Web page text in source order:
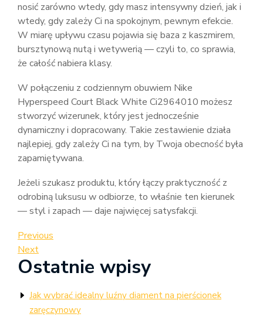
nosić zarówno wtedy, gdy masz intensywny dzień, jak i
wtedy, gdy zależy Ci na spokojnym, pewnym efekcie.
W miarę upływu czasu pojawia się baza z kaszmirem,
bursztynową nutą i wetywerią — czyli to, co sprawia,
że całość nabiera klasy.
W połączeniu z codziennym obuwiem Nike
Hyperspeed Court Black White Ci2964010 możesz
stworzyć wizerunek, który jest jednocześnie
dynamiczny i dopracowany. Takie zestawienie działa
najlepiej, gdy zależy Ci na tym, by Twoja obecność była
zapamiętywana.
Jeżeli szukasz produktu, który łączy praktyczność z
odrobiną luksusu w odbiorze, to właśnie ten kierunek
— styl i zapach — daje najwięcej satysfakcji.
Nawigacja
wpisu
Previous
Post
Previous
Next
Post
Next
Ostatnie wpisy
Jak wybrać idealny luźny diament na pierścionek
zaręczynowy